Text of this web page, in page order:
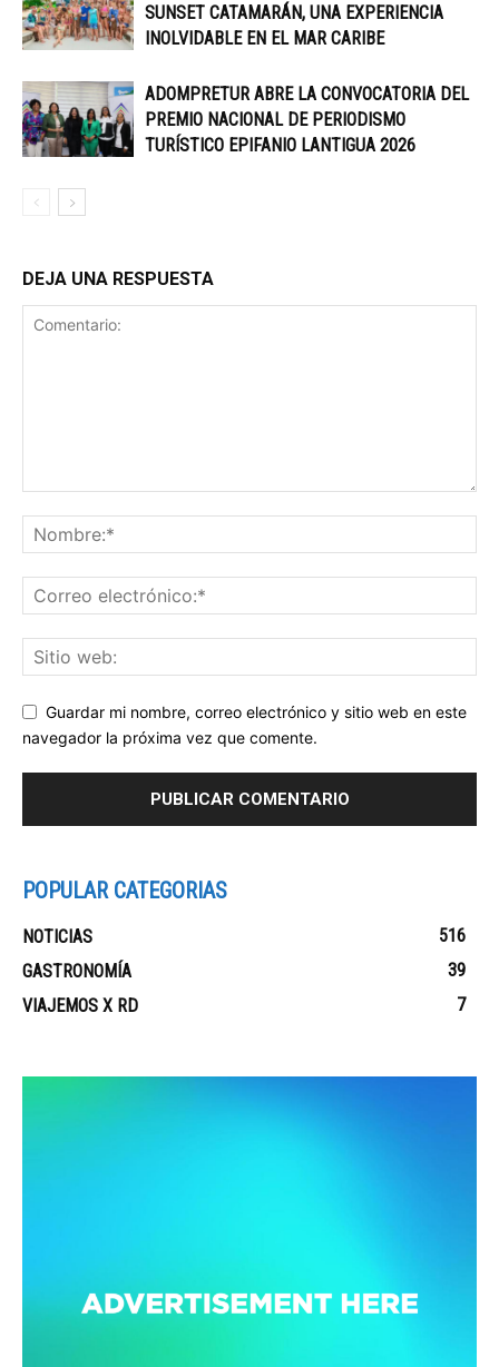
SUNSET CATAMARÁN, UNA EXPERIENCIA
INOLVIDABLE EN EL MAR CARIBE
ADOMPRETUR ABRE LA CONVOCATORIA DEL
PREMIO NACIONAL DE PERIODISMO
TURÍSTICO EPIFANIO LANTIGUA 2026
DEJA UNA RESPUESTA
Guardar mi nombre, correo electrónico y sitio web en este
navegador la próxima vez que comente.
POPULAR CATEGORIAS
NOTICIAS
516
GASTRONOMÍA
39
VIAJEMOS X RD
7